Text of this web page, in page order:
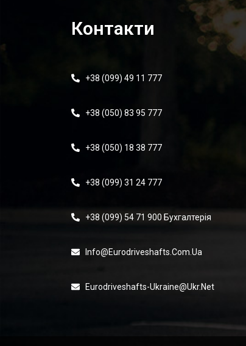
Контакти
+38 (099) 49 11 777
+38 (050) 83 95 777
+38 (050) 18 38 777
+38 (099) 31 24 777
+38 (099) 54 71 900 Бухгалтерія
Info@eurodriveshafts.com.ua
Eurodriveshafts-Ukraine@ukr.net